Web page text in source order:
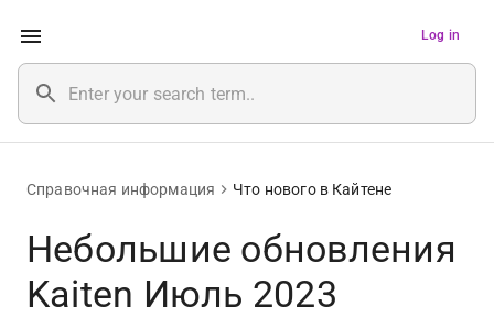
Log in
Справочная информация Что нового в Кайтене
Небольшие обновления
Kaiten Июль 2023